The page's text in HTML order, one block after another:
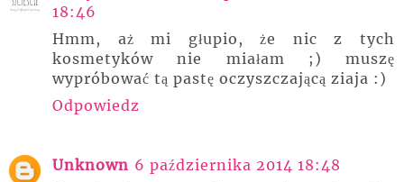
18:46
Hmm, aż mi głupio, że nic z tych
kosmetyków nie miałam ;) muszę
wypróbować tą pastę oczyszczającą ziaja :)
Odpowiedz
Unknown 6 października 2014 18:48